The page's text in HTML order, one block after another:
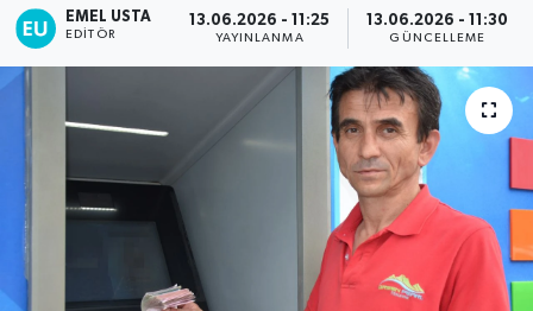
EMEL USTA
EDITÖR
13.06.2026 - 11:25
YAYINLANMA
13.06.2026 - 11:30
GÜNCELLEME